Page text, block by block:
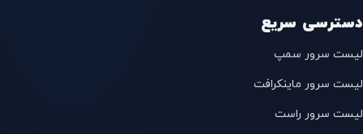
دسترسی سریع
لیست سرور سمپ
لیست سرور ماینکرافت
لیست سرور راست